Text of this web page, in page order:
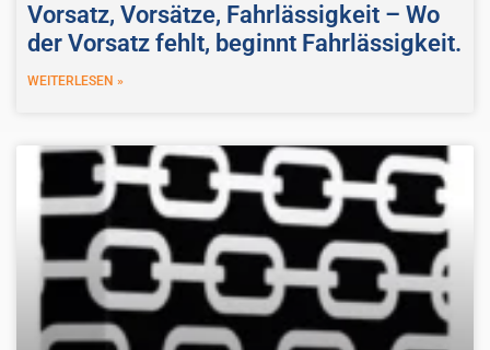
Vorsatz, Vorsätze, Fahrlässigkeit – Wo
der Vorsatz fehlt, beginnt Fahrlässigkeit.
WEITERLESEN »